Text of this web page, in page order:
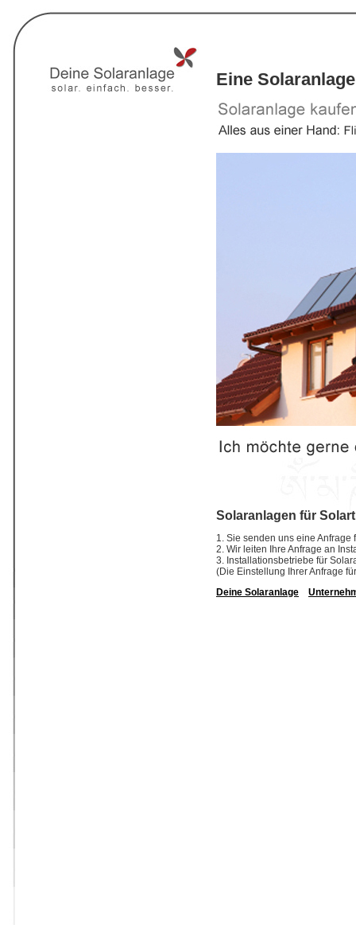
Eine
Solaranlagen für
1. Sie senden uns eine
2. Wir leiten Ihre Anfrage an
3. Installationsbetriebe für
(Die Einstellung Ihrer Anfrage
Deine Solaranlage